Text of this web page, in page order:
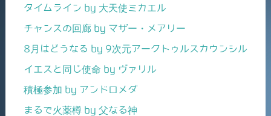
タイムライン by 大天使ミカエル
チャンスの回廊 by マザー・メアリー
8月はどうなる by 9次元アークトゥルスカウンシル
イエスと同じ使命 by ヴァリル
積極参加 by アンドロメダ
まるで火薬樽 by 父なる神